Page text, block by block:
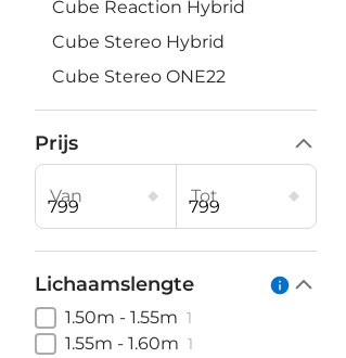
Cube Reaction Hybrid
Cube Stereo Hybrid
Cube Stereo ONE22
Prijs
Van Tot
Lichaamslengte
1.50m - 1.55m 1
1.55m - 1.60m 1